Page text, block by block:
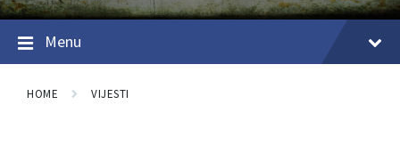
Menu
HOME VIJESTI